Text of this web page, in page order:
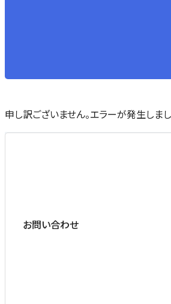
申し訳ございません。エラーが発生しま
お問い合わせ